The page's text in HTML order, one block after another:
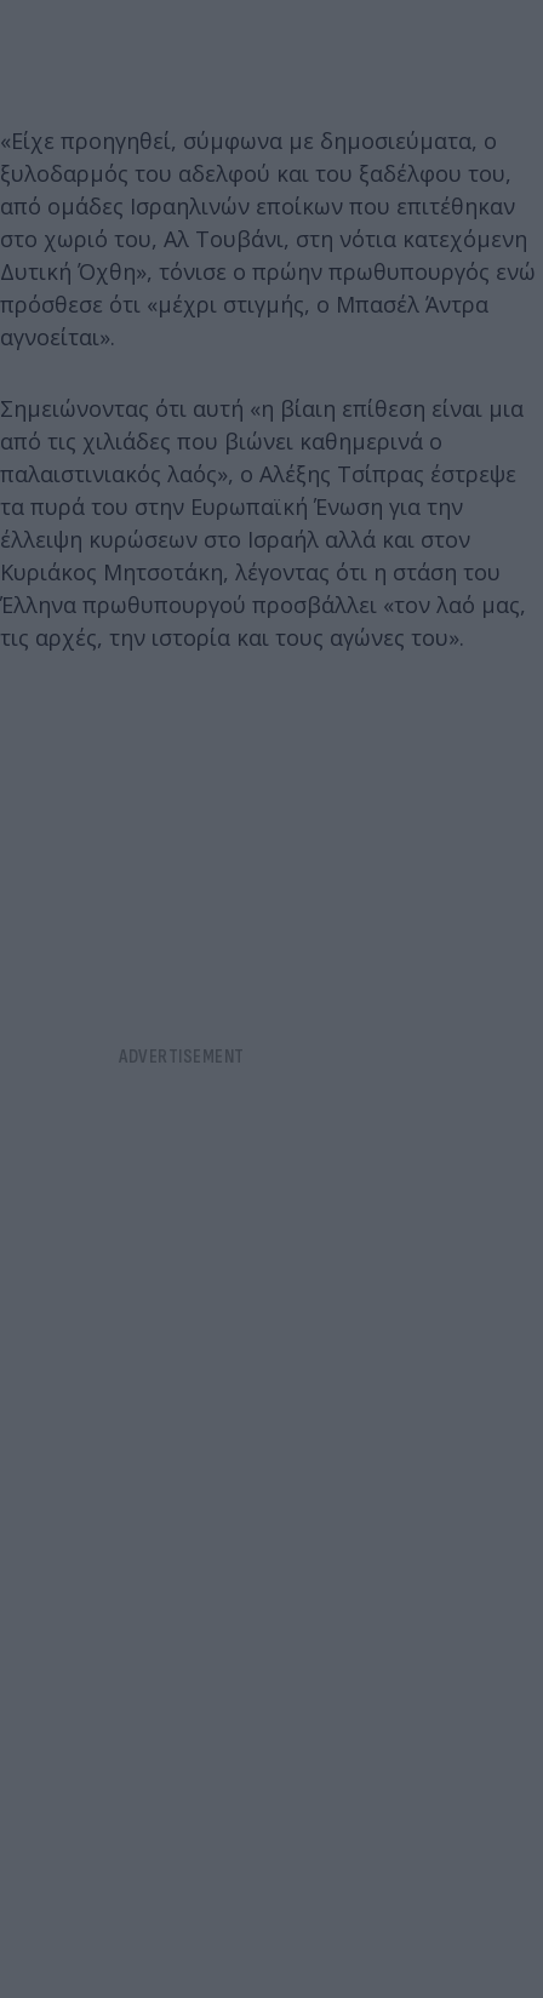
«Είχε προηγηθεί, σύμφωνα με δημοσιεύματα, ο
ξυλοδαρμός του αδελφού και του ξαδέλφου του,
από ομάδες Ισραηλινών εποίκων που επιτέθηκαν
στο χωριό του, Αλ Τουβάνι, στη νότια κατεχόμενη
Δυτική Όχθη», τόνισε ο πρώην πρωθυπουργός ενώ
πρόσθεσε ότι «μέχρι στιγμής, ο Μπασέλ Άντρα
αγνοείται».
Σημειώνοντας ότι αυτή «η βίαιη επίθεση είναι μια
από τις χιλιάδες που βιώνει καθημερινά ο
παλαιστινιακός λαός», ο Αλέξης Τσίπρας έστρεψε
τα πυρά του στην Ευρωπαϊκή Ένωση για την
έλλειψη κυρώσεων στο Ισραήλ αλλά και στον
Κυριάκος Μητσοτάκη, λέγοντας ότι η στάση του
Έλληνα πρωθυπουργού προσβάλλει «τον λαό μας,
τις αρχές, την ιστορία και τους αγώνες του».